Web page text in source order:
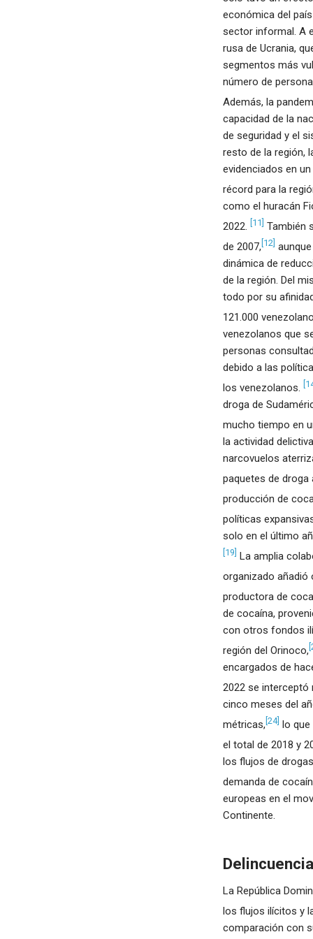
económica del
sector informal. A
rusa de Ucrania,
segmentos más
número de
Además, la
capacidad de la
de seguridad y el
resto de la región,
evidenciados en
récord para la
como el huracán
2022. [11] También
de 2007, [12]
dinámica de
de la región. Del
todo por su
121.000
venezolanos que
personas
debido a las
los venezolanos.
droga de
mucho tiempo en
la actividad
narcovuelos
paquetes de droga
producción de
políticas
solo en el último
[19]
La amplia
organizado añadió
productora de
de cocaína,
con otros fondos
región del Orinoco,
encargados de
2022 se interceptó
cinco meses del
métricas, [24] lo
el total de 2018 y
los flujos de
demanda de
europeas en el
Continente.
La República
los flujos ilícitos y
comparación con